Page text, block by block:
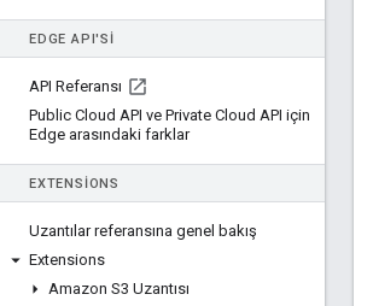
EDGE API'SI
API Referansı
Public Cloud API ve Private Cloud API için
Edge arasındaki farklar
EXTENSIONS
Uzantılar referansına genel bakış
Extensions
Amazon S3 Uzantısı